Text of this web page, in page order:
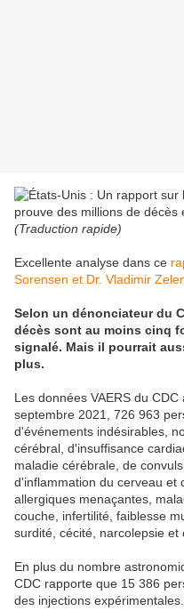
(Traduction rapide)
Excellente analyse dans ce
Sorensen et Dr. Vladimir
Selon un dénonciateur du
décès sont au moins cinq
signalé. Mais il pourrait
plus.
Les données VAERS du
septembre 2021, 726 963
d'événements indésirables,
cérébral, d'insuffisance
maladie cérébrale, de
d'inflammation du cerveau et
allergiques menaçantes,
couche, infertilité, faiblesse
surdité, cécité, narcolepsie et
En plus du nombre
CDC rapporte que 15 386
des injections expérimentales.